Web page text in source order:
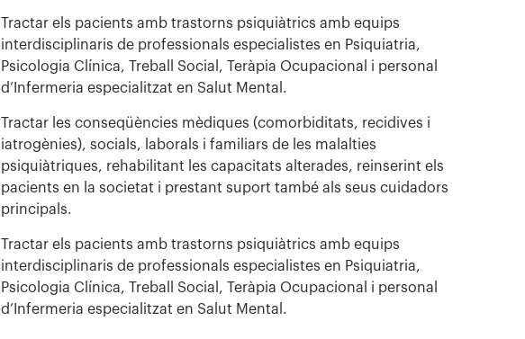
Tractar els pacients amb trastorns psiquiàtrics amb equips
interdisciplinaris de professionals especialistes en Psiquiatria,
Psicologia Clínica, Treball Social, Teràpia Ocupacional i personal
d’Infermeria especialitzat en Salut Mental.
Tractar les conseqüències mèdiques (comorbiditats, recidives i
iatrogènies), socials, laborals i familiars de les malalties
psiquiàtriques, rehabilitant les capacitats alterades, reinserint els
pacients en la societat i prestant suport també als seus cuidadors
principals.
Tractar els pacients amb trastorns psiquiàtrics amb equips
interdisciplinaris de professionals especialistes en Psiquiatria,
Psicologia Clínica, Treball Social, Teràpia Ocupacional i personal
d’Infermeria especialitzat en Salut Mental.